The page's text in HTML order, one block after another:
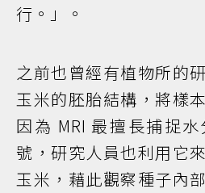
行。」。
之前也曾經有植物所的
玉米的胚胎結構，將樣
因為 MRI 最擅長捕捉
號，研究人員也利用它
玉米，藉此觀察種子內